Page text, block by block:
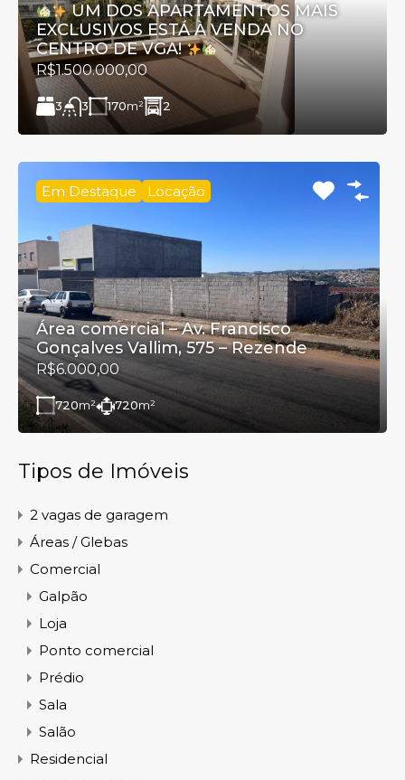
UM DOS APARTAMENTOS MAIS
EXCLUSIVOS ESTÁ À VENDA NO
CENTRO DE VGA!
R$1.500.000,00
3 3 170m² 2
Em Destaque Locação
Área comercial – Av. Francisco
Gonçalves Vallim, 575 – Rezende
R$6.000,00
720m² 720m²
Tipos de Imóveis
2 vagas de garagem
Áreas / Glebas
Comercial
Galpão
Loja
Ponto comercial
Prédio
Sala
Salão
Residencial